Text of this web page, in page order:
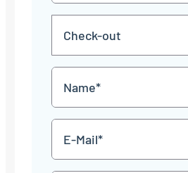
MM
JJJJ
TT
Punkt
MM
JJJJ
Mail